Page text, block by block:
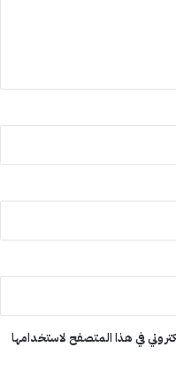
في هذا المتصفح لاستخدامها